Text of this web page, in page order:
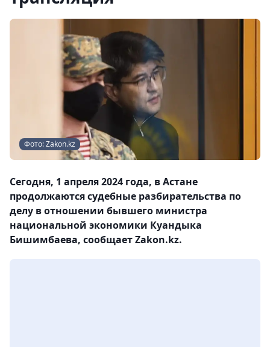
Фото: Zakon.kz
Сегодня, 1 апреля 2024 года, в Астане
продолжаются судебные разбирательства по
делу в отношении бывшего министра
национальной экономики Куандыка
Бишимбаева, сообщает Zakon.kz.